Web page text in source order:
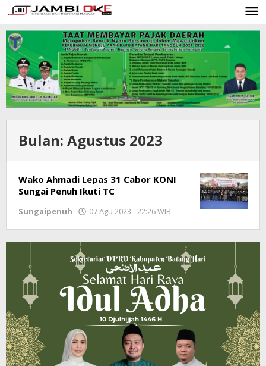
Lewati
ke
konten
Bulan: Agustus 2023
Wako Ahmadi Lepas 31 Cabor KONI
Sungai Penuh Ikuti TC
Sungaipenuh 07 Agu 2023 - 22:26 WIB